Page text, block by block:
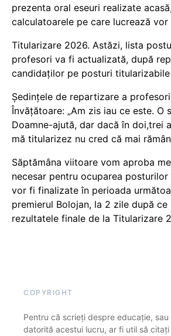
prezenta oral eseuri realizate
calculatoarele pe care lucrează
Titularizare 2026. Astăzi, lista
profesori va fi actualizată, după
candidaților pe posturi titularizabile
Ședințele de repartizare a
Învățătoare: „Am zis iau ce este. O
Doamne-ajută, dar dacă în doi,trei
mă titularizez nu cred că mai
Săptămâna viitoare vom aproba
necesar pentru ocuparea posturilor
vor fi finalizate în perioada
premierul Bolojan, la 2 zile după ce
rezultatele finale de la Titularizare
COPYRIGHT
Pentru că scrieți despre educație,
datorită acestui lucru, ar fi util să